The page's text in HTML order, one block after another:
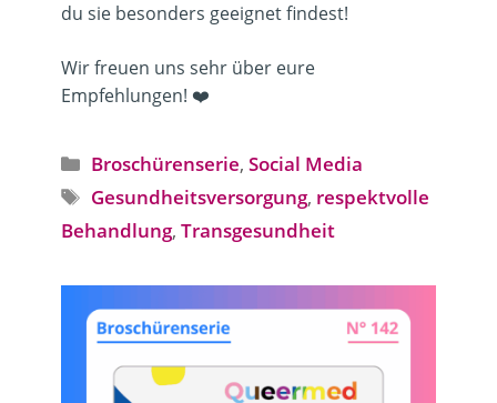
du sie besonders geeignet findest!
Wir freuen uns sehr über eure
Empfehlungen! ❤️
Kategorien
Broschürenserie,Social Media
Schlagwörter
Gesundheitsversorgung, respektvolle
Behandlung, Transgesundheit